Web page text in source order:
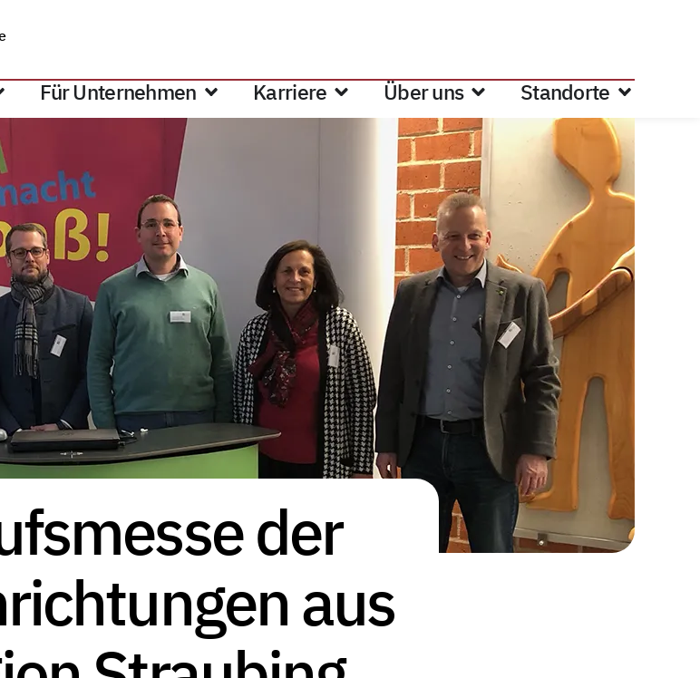
Für Unternehmen Karriere Über uns Standorte
der
aus